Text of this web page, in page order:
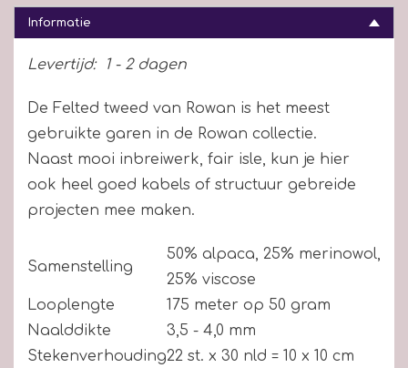
Informatie
Levertijd: 1 - 2 dagen
De Felted tweed van Rowan is het meest
gebruikte garen in de Rowan collectie.
Naast mooi inbreiwerk, fair isle, kun je hier
ook heel goed kabels of structuur gebreide
projecten mee maken.
Samenstelling
50% alpaca, 25% merinowol,
25% viscose
Looplengte
175 meter op 50 gram
Naalddikte
3,5 - 4,0 mm
Stekenverhouding22 st. x 30 nld = 10 x 10 cm